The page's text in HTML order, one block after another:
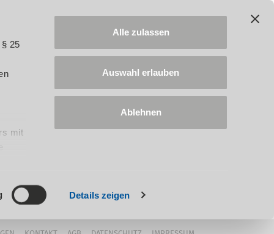
25
mit
Details zeigen
Alle zulassen
Auswahl erlauben
Ablehnen